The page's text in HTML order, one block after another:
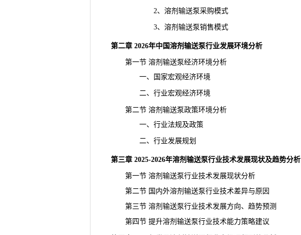
2、溶剂输送泵采购模式
3、溶剂输送泵销售模式
第二章 2026年中国溶剂输送泵行业发展环境分析
第一节 溶剂输送泵经济环境分析
一、国家宏观经济环境
二、行业宏观经济环境
第二节 溶剂输送泵政策环境分析
一、行业法规及政策
二、行业发展规划
第三章 2025-2026年溶剂输送泵行业技术发展现状及趋势分析
第一节 溶剂输送泵行业技术发展现状分析
第二节 国内外溶剂输送泵行业技术差异与原因
第三节 溶剂输送泵行业技术发展方向、趋势预测
第四节 提升溶剂输送泵行业技术能力策略建议